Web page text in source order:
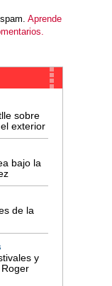
Aprende
sobre
exterior
bajo la
de la
y